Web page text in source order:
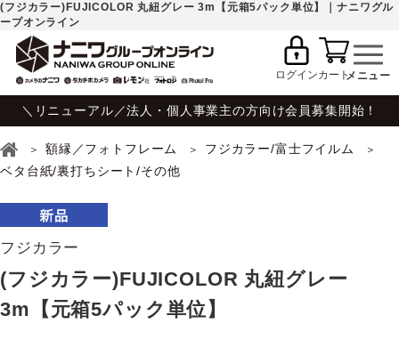
(フジカラー)FUJICOLOR 丸紐グレー 3m【元箱5パック単位】｜ナニワグル
ープオンライン
ログインカート
＼リニューアル／法人・個人事業主の方向け会員募集開始！
額縁／フォトフレーム
フジカラー/富士フイルム
ベタ台紙/裏打ちシート/その他
フジカラー
(フジカラー)FUJICOLOR 丸紐グレー
3m【元箱5パック単位】